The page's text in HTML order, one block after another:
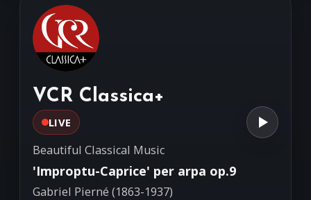
circa 1740)
Francesco Galligioni, violoncello
07:31
muntre Jagd' - Cantata
BWV208 - X
Johann Sebastian Bach (1685-1750)
Sibylla Rubens, soprano - Stuttgart
Bach Collegium Orchestra -
Helmuth Rilling, direttore
VCR Classica+
LIVE
Beautiful Classical Music
'Improptu-Caprice' per arpa op.9
Gabriel Pierné (1863-1937)